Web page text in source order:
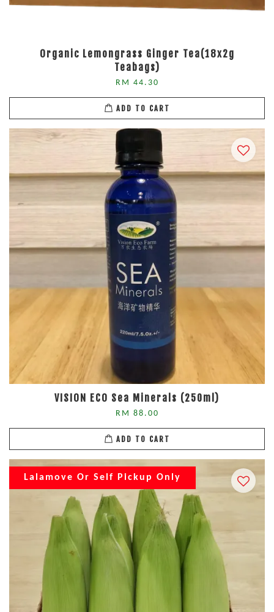
Organic Lemongrass Ginger Tea(18x2g
Teabags)
RM 44.30
ADD TO CART
VISION ECO Sea Minerals (250ml)
RM 88.00
ADD TO CART
Lalamove Or Self Pickup Only